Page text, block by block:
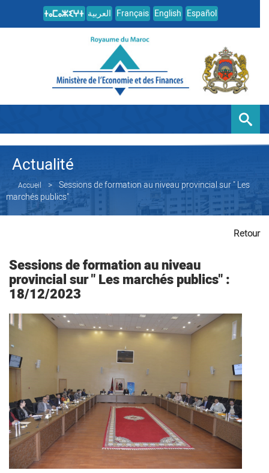
العربية Français English Español
Actualité
Accueil
Sessions de formation au niveau provincial sur " Les
marchés publics"
Retour
Sessions de formation au niveau
provincial sur " Les marchés publics" :
18/12/2023